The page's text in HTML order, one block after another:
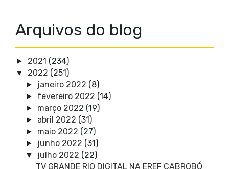
Arquivos do blog
► 2021 (234)
▼ 2022 (251)
► janeiro 2022 (8)
► fevereiro 2022 (14)
► março 2022 (19)
► abril 2022 (31)
► maio 2022 (27)
► junho 2022 (31)
▼ julho 2022 (22)
TV GRANDE RIO DIGITAL NA EREF CABROBÓ